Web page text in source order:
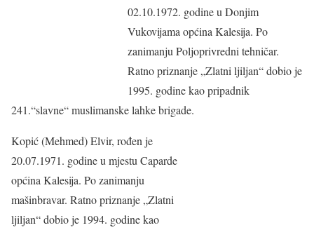
02.10.1972. godine u Donjim
Vukovijama općina Kalesija. Po
zanimanju Poljoprivredni tehničar.
Ratno priznanje „Zlatni ljiljan“ dobio je
1995. godine kao pripadnik
241.“slavne“ muslimanske lahke brigade.
Kopić (Mehmed) Elvir, rođen je
20.07.1971. godine u mjestu Caparde
općina Kalesija. Po zanimanju
mašinbravar. Ratno priznanje „Zlatni
ljiljan“ dobio je 1994. godine kao